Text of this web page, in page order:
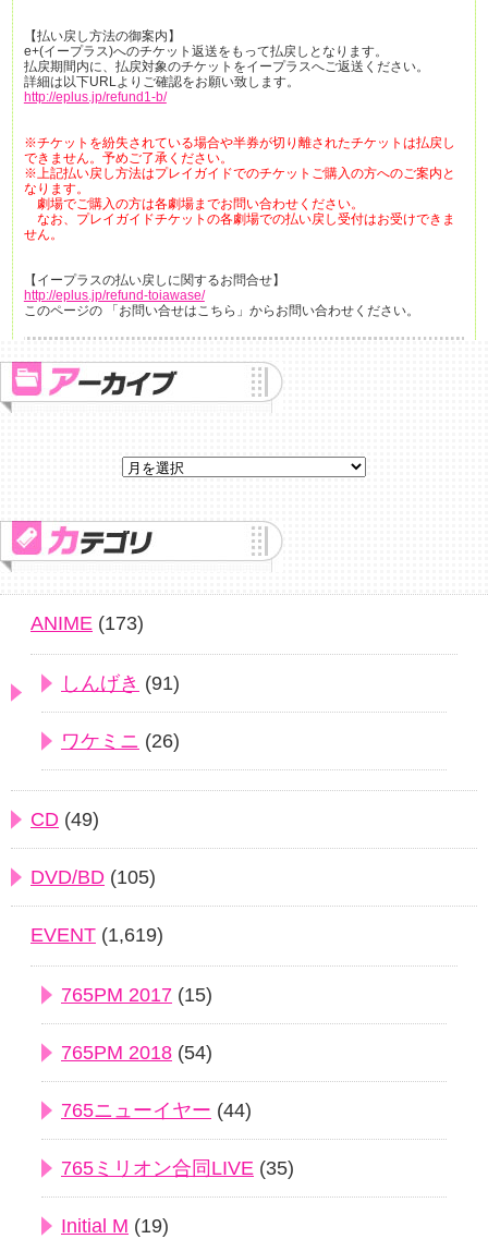
【払い戻し方法の御案内】
e+(イープラス)へのチケット返送をもって払戻しとなります。
払戻期間内に、払戻対象のチケットをイープラスへご返送ください。
詳細は以下URLよりご確認をお願い致します。
http://eplus.jp/refund1-b/
※チケットを紛失されている場合や半券が切り離されたチケットは払戻し
できません。予めご了承ください。
※上記払い戻し方法はプレイガイドでのチケットご購入の方へのご案内と
なります。
劇場でご購入の方は各劇場までお問い合わせください。
なお、プレイガイドチケットの各劇場での払い戻し受付はお受けできま
せん。
【イープラスの払い戻しに関するお問合せ】
http://eplus.jp/refund-toiawase/
このページの 「お問い合せはこちら」からお問い合わせください。
ANIME (173)
しんげき (91)
ワケミニ (26)
CD (49)
DVD/BD (105)
EVENT (1,619)
765PM 2017 (15)
765PM 2018 (54)
765ニューイヤー (44)
765ミリオン合同LIVE (35)
Initial M (19)